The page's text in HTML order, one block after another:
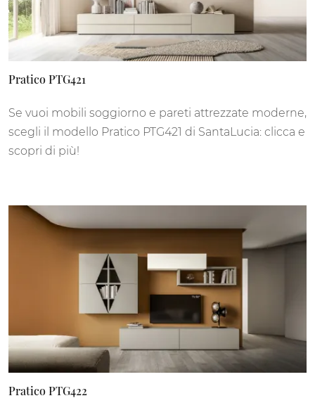
Pratico PTG421
Se vuoi mobili soggiorno e pareti attrezzate moderne,
scegli il modello Pratico PTG421 di SantaLucia: clicca e
scopri di più!
Pratico PTG422